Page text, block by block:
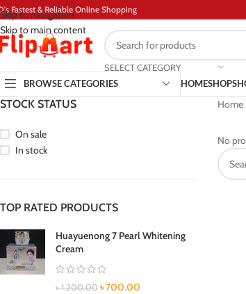
Skip to navigation
Skip to main content
Fastest & Reliable Online Shopping
SELECT CATEGORY
BROWSE CATEGORIES
HOMESHOP
STOCK STATUS
On sale
In stock
TOP RATED PRODUCTS
Huayuenong 7 Pearl Whitening
Cream
৳1,200.00 ৳700.00
Home
No